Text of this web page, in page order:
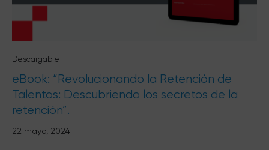
Descargable
eBook: “Revolucionando la Retención de
Talentos: Descubriendo los secretos de la
retención”.
22 mayo, 2024